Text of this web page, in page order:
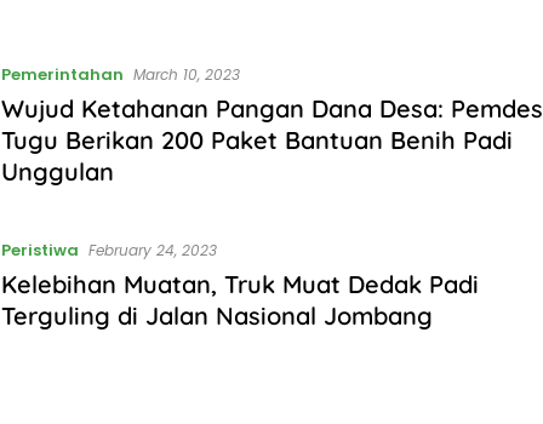
Pemerintahan March 10, 2023
Wujud Ketahanan Pangan Dana Desa: Pemdes
Tugu Berikan 200 Paket Bantuan Benih Padi
Unggulan
Peristiwa February 24, 2023
Kelebihan Muatan, Truk Muat Dedak Padi
Terguling di Jalan Nasional Jombang